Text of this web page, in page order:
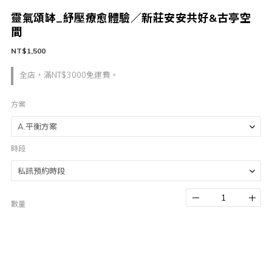
靈氣頌缽_紓壓療愈體驗／新莊安安共好&古亭空
間
全店，滿NT$3000免運費。
NT$1,500
方案
時段
數量